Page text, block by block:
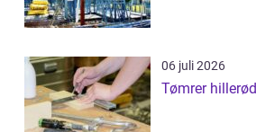
06 juli 2026
Tømrer hillerød